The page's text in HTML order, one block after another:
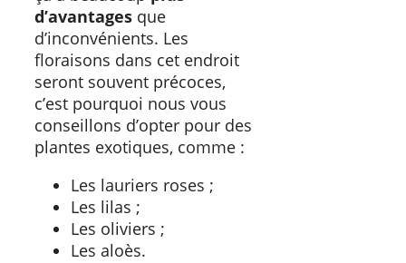
d’avantages que
d’inconvénients. Les
floraisons dans cet endroit
seront souvent précoces,
c’est pourquoi nous vous
conseillons d’opter pour des
plantes exotiques, comme :
Les lauriers roses ;
Les lilas ;
Les oliviers ;
Les aloès.